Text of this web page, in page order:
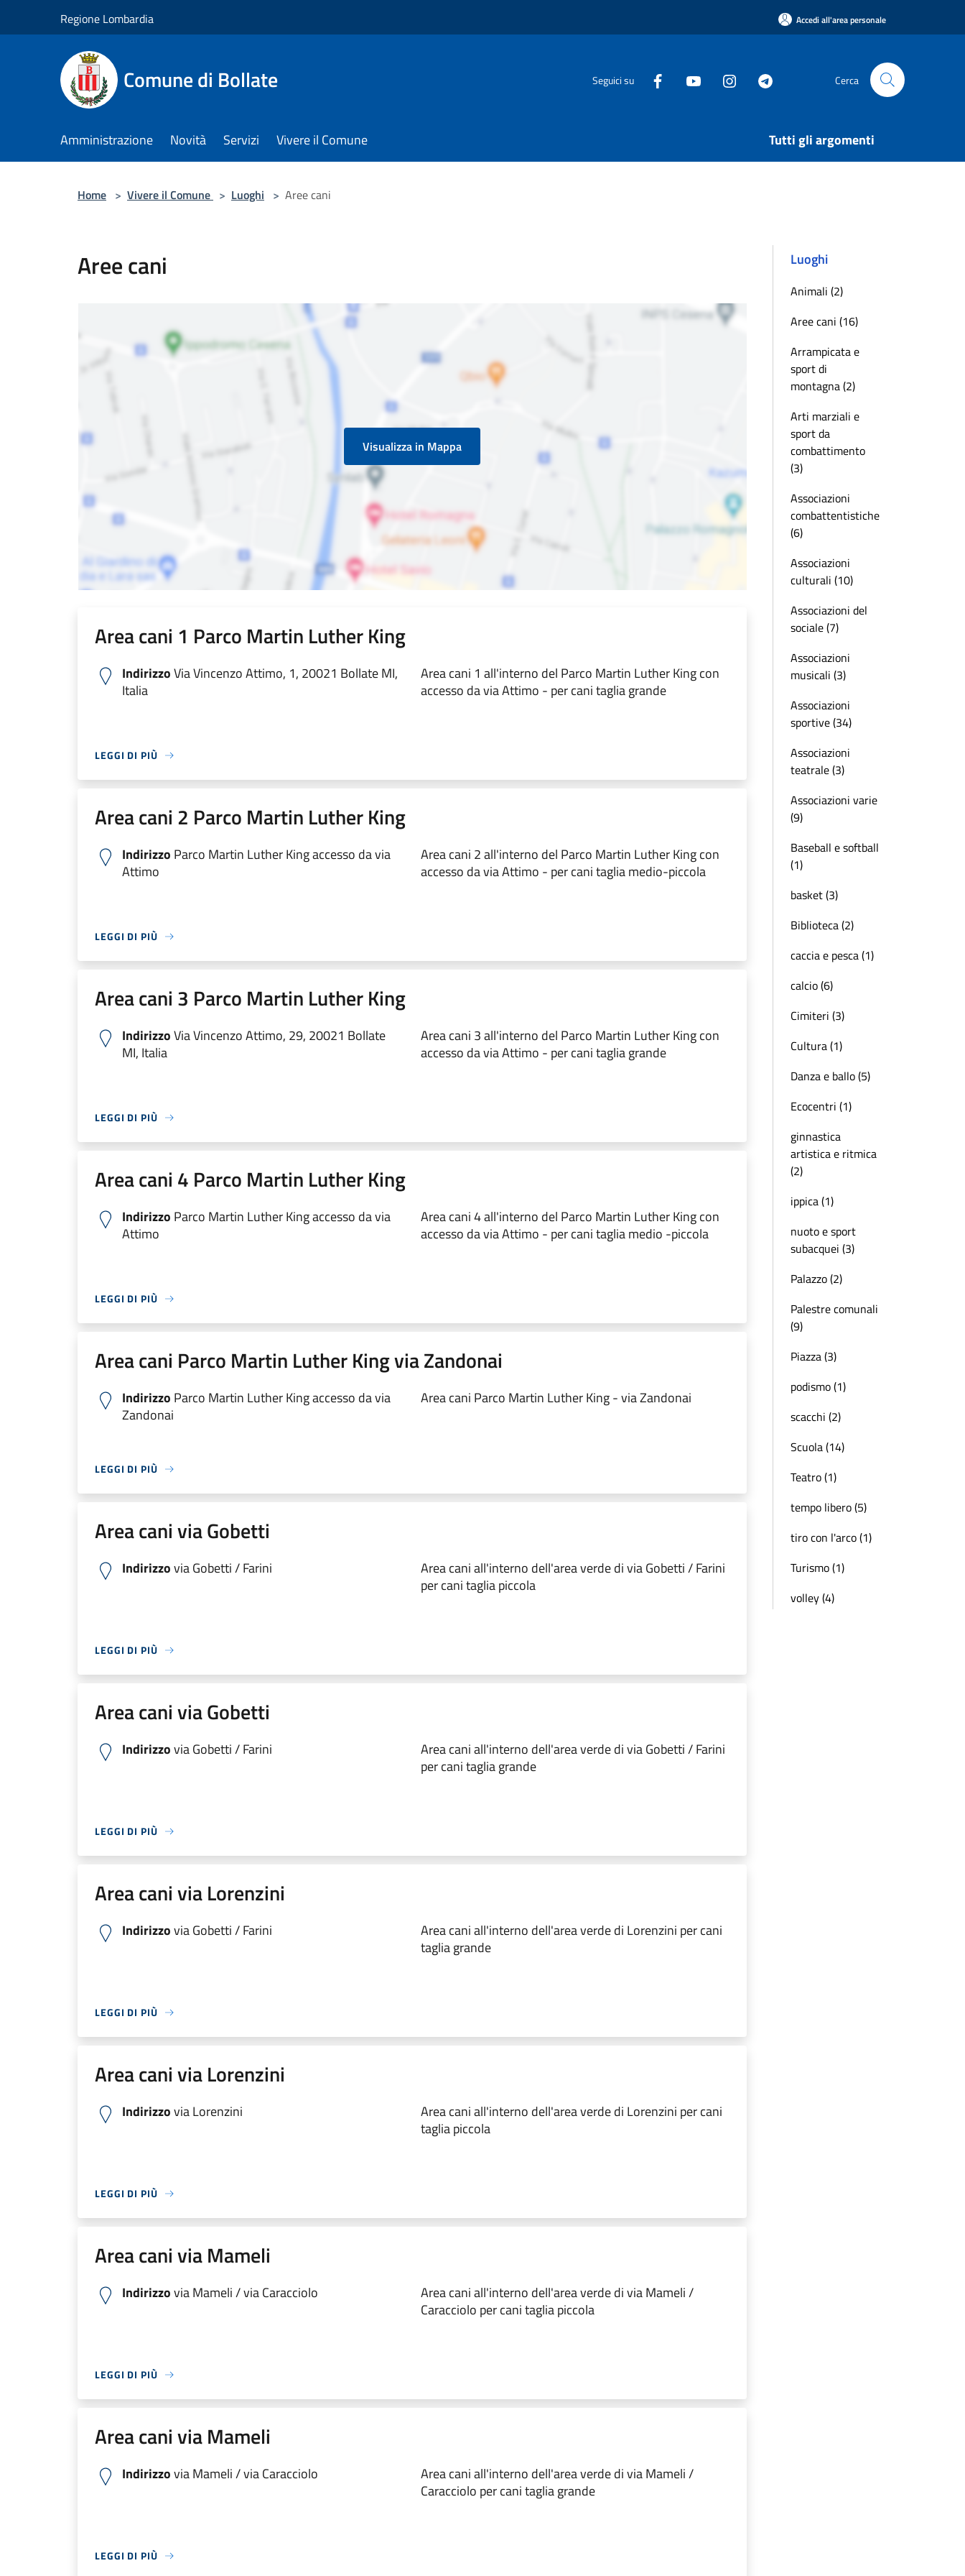
Regione Lombardia Accedi all'area personale
Comune di Bollate Seguici su Cerca
Amministrazione Novità Servizi Vivere il Comune Tutti gli argomenti
Home > Vivere il Comune > Luoghi > Aree cani
Aree cani
Visualizza in Mappa
Area cani 1 Parco Martin Luther King
IndirizzoVia Vincenzo Attimo, 1, 20021 Bollate MI,
Italia
Area cani 1 all'interno del Parco Martin Luther King con
accesso da via Attimo - per cani taglia grande
LEGGI DI PIÙ
Area cani 2 Parco Martin Luther King
Indirizzo Parco Martin Luther King accesso da via
Attimo
Area cani 2 all'interno del Parco Martin Luther King con
accesso da via Attimo - per cani taglia medio-piccola
LEGGI DI PIÙ
Area cani 3 Parco Martin Luther King
IndirizzoVia Vincenzo Attimo, 29, 20021 Bollate
MI, Italia
Area cani 3 all'interno del Parco Martin Luther King con
accesso da via Attimo - per cani taglia grande
LEGGI DI PIÙ
Area cani 4 Parco Martin Luther King
Indirizzo Parco Martin Luther King accesso da via
Attimo
Area cani 4 all'interno del Parco Martin Luther King con
accesso da via Attimo - per cani taglia medio -piccola
LEGGI DI PIÙ
Area cani Parco Martin Luther King via Zandonai
Indirizzo Parco Martin Luther King accesso da via
Zandonai
Area cani Parco Martin Luther King - via Zandonai
LEGGI DI PIÙ
Area cani via Gobetti
Indirizzovia Gobetti / Farini
Area cani all'interno dell'area verde di via Gobetti / Farini
per cani taglia piccola
LEGGI DI PIÙ
Area cani via Gobetti
Indirizzovia Gobetti / Farini
Area cani all'interno dell'area verde di via Gobetti / Farini
per cani taglia grande
LEGGI DI PIÙ
Area cani via Lorenzini
Indirizzovia Gobetti / Farini
Area cani all'interno dell'area verde di Lorenzini per cani
taglia grande
LEGGI DI PIÙ
Area cani via Lorenzini
Indirizzovia Lorenzini
Area cani all'interno dell'area verde di Lorenzini per cani
taglia piccola
LEGGI DI PIÙ
Area cani via Mameli
Indirizzovia Mameli / via Caracciolo
Area cani all'interno dell'area verde di via Mameli /
Caracciolo per cani taglia piccola
LEGGI DI PIÙ
Area cani via Mameli
Indirizzovia Mameli / via Caracciolo
Area cani all'interno dell'area verde di via Mameli /
Caracciolo per cani taglia grande
LEGGI DI PIÙ
Luoghi
Animali (2)
Aree cani (16)
Arrampicata e
sport di
montagna (2)
Arti marziali e
sport da
combattimento
(3)
Associazioni
combattentistiche
(6)
Associazioni
culturali (10)
Associazioni del
sociale (7)
Associazioni
musicali (3)
Associazioni
sportive (34)
Associazioni
teatrale (3)
Associazioni varie
(9)
Baseball e softball
(1)
basket (3)
Biblioteca (2)
caccia e pesca (1)
calcio (6)
Cimiteri (3)
Cultura (1)
Danza e ballo (5)
Ecocentri (1)
ginnastica
artistica e ritmica
(2)
ippica (1)
nuoto e sport
subacquei (3)
Palazzo (2)
Palestre comunali
(9)
Piazza (3)
podismo (1)
scacchi (2)
Scuola (14)
Teatro (1)
tempo libero (5)
tiro con l'arco (1)
Turismo (1)
volley (4)